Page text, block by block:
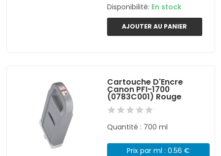
Disponibilité: En stock
AJOUTER AU PANIER
Cartouche D'Encre
Canon PFI-1700
(0783C001) Rouge
Quantité : 700 ml
Prix par ml : 0.56 €